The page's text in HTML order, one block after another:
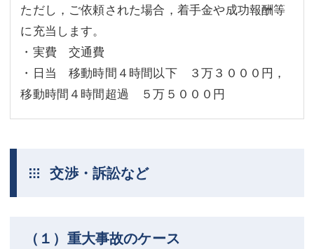
ただし，ご依頼された場合，着手金や成功報酬等
に充当します。
・実費 交通費
・日当 移動時間４時間以下 ３万３０００円，
移動時間４時間超過 ５万５０００円
交渉・訴訟など
（１）重大事故のケース